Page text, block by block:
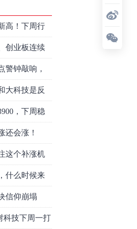
高！下周行
创业板连续
出现
警钟敲响，
大科技是反
，下周稳
还会涨！
这个补涨机
什么时候来
信仰崩塌
科技下周一打